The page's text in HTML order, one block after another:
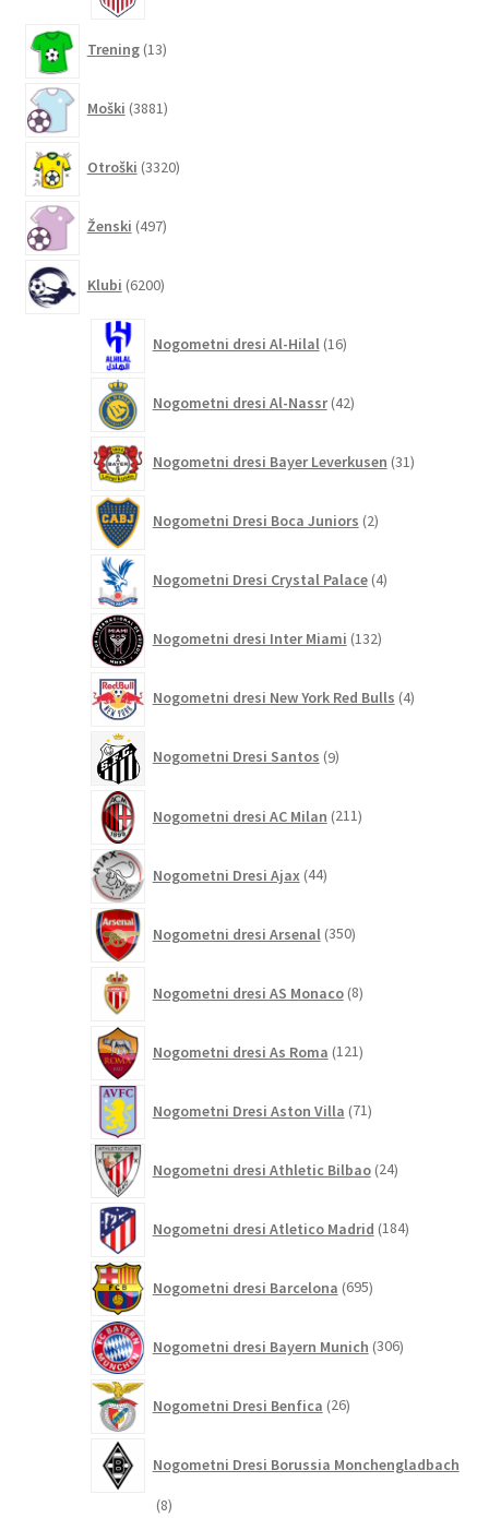
Trening 13izdelkov
Moški 3881izdelkov
Otroški 3320izdelkov
Ženski 497izdelkov
Klubi 6200izdelkov
Nogometni dresi Al-Hilal 16izdelkov
Nogometni dresi Al-Nassr 42izdelkov
Nogometni dresi Bayer Leverkusen 31izdelkov
Nogometni Dresi Boca Juniors 2izdelka
Nogometni Dresi Crystal Palace 4izdelki
Nogometni dresi Inter Miami 132izdelkov
Nogometni dresi New York Red Bulls 4izdelki
Nogometni Dresi Santos 9izdelkov
Nogometni dresi AC Milan 211izdelkov
Nogometni Dresi Ajax 44izdelkov
Nogometni dresi Arsenal 350izdelkov
Nogometni dresi AS Monaco 8izdelkov
Nogometni dresi As Roma 121izdelkov
Nogometni Dresi Aston Villa 71izdelkov
Nogometni dresi Athletic Bilbao 24izdelkov
Nogometni dresi Atletico Madrid 184izdelkov
Nogometni dresi Barcelona 695izdelkov
Nogometni dresi Bayern Munich 306izdelkov
Nogometni Dresi Benfica 26izdelkov
Nogometni Dresi Borussia Monchengladbach
88